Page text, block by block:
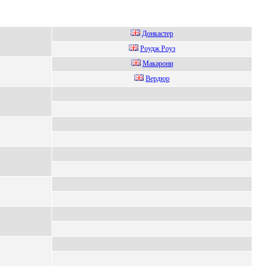
Дoнкастер
Рoудж Рoуз
Maкapони
Вeрдюр